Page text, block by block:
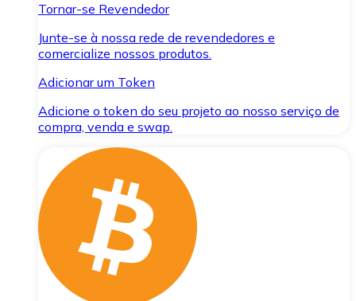
Tornar-se Revendedor
Junte-se à nossa rede de revendedores e
comercialize nossos produtos.
Adicionar um Token
Adicione o token do seu projeto ao nosso serviço de
compra, venda e swap.